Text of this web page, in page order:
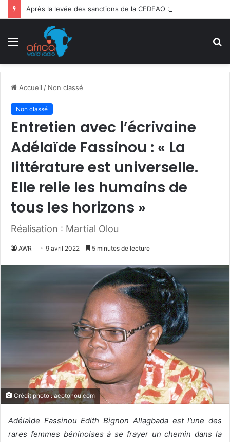
Menu
Accueil / Non classé
Non classé
Entretien avec l’écrivaine
Adélaïde Fassinou : « La
littérature est universelle.
Elle relie les humains de
tous les horizons »
Réalisation : Martial Olou
AWR 9 avril 2022 5 minutes de lecture
Crédit photo : acotonou.com
Adélaïde Fassinou Edith Bignon Allagbada est l’une des
rares femmes béninoises à se frayer un chemin dans la